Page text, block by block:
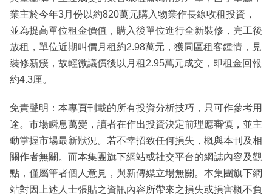
業主於今年3月份以約820萬元購入物業作長線收租投資，
並為提高單位租金價值，購入後單位進行全新裝修，完工後
放租，單位近期叫價月租約2.98萬元，獲同區租客鍾情，見
裝修新簇，故輕微議價後以月租2.95萬元成交，即租金回報
約4.3厘。
免責聲明：本專頁刊載的所有投資分析技巧，只可作參考用
途。市場瞬息萬變，讀者在作出投資決定前理應審慎，並主
動掌握市場最新狀況。若不幸招致任何損失，概與本刊及相
關作者無關。而本集團旗下網站或社交平台的網誌內容及觀
點，僅屬筆者個人意見，與新傳媒立場無關。本集團旗下網
站對因上述人士張貼之資訊內容所帶來之損失或損害概不負